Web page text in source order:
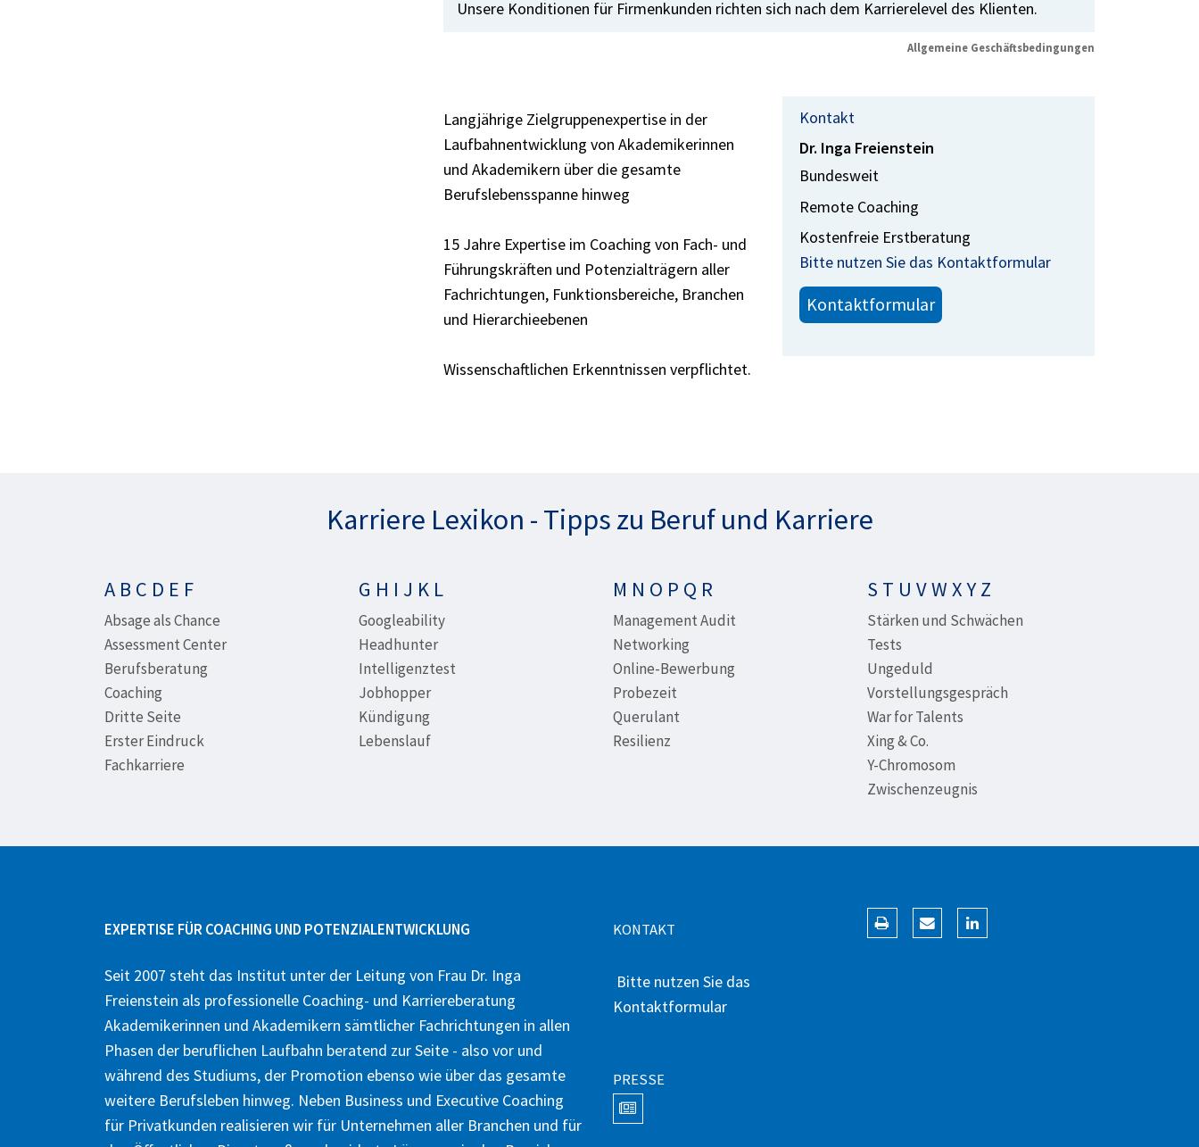
Unsere Konditionen für Firmenkunden richten sich nach dem Karrierelevel des Klienten.
Allgemeine Geschäftsbedingungen
Langjährige Zielgruppenexpertise in der
Laufbahnentwicklung von Akademikerinnen
und Akademikern über die gesamte
Berufslebensspanne hinweg
15 Jahre Expertise im Coaching von Fach- und
Führungskräften und Potenzialträgern aller
Fachrichtungen, Funktionsbereiche, Branchen
und Hierarchieebenen
Wissenschaftlichen Erkenntnissen verpflichtet.
Kontakt
Dr. Inga Freienstein
Bundesweit
Remote Coaching
Kostenfreie Erstberatung
Bitte nutzen Sie das Kontaktformular
Kontaktformular
Karriere Lexikon - Tipps zu Beruf und Karriere
A B C D E F
Absage als Chance
Assessment Center
Berufsberatung
Coaching
Dritte Seite
Erster Eindruck
Fachkarriere
G H I J K L
Googleability
Headhunter
Intelligenztest
Jobhopper
Kündigung
Lebenslauf
M N O P Q R
Management Audit
Networking
Online-Bewerbung
Probezeit
Querulant
Resilienz
S T U V W X Y Z
Stärken und Schwächen
Tests
Ungeduld
Vorstellungsgespräch
War for Talents
Xing & Co.
Y-Chromosom
Zwischenzeugnis
EXPERTISE FÜR COACHING UND POTENZIALENTWICKLUNG
Seit 2007 steht das Institut unter der Leitung von Frau Dr. Inga
Freienstein als professionelle Coaching- und Karriereberatung
Akademikerinnen und Akademikern sämtlicher Fachrichtungen in allen
Phasen der beruflichen Laufbahn beratend zur Seite - also vor und
während des Studiums, der Promotion ebenso wie über das gesamte
weitere Berufsleben hinweg. Neben Business und Executive Coaching
für Privatkunden realisieren wir für Unternehmen aller Branchen und für
KONTAKT
Bitte nutzen Sie das
Kontaktformular
PRESSE